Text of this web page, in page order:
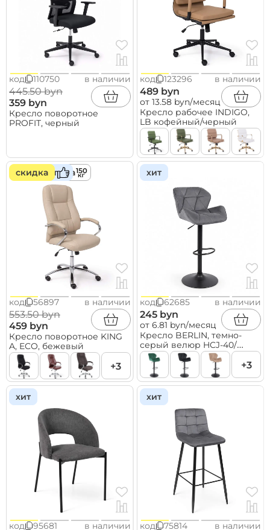
код 110750 в наличии
445.50 byn
359 byn
Кресло поворотное
PROFIT, черный
код 123296 в наличии
489 byn
от 13.58 byn/месяц
Кресло рабочее INDIGO,
LB кофейный/черный
скидкахит
нагрузка
код 56897 в наличии
553.50 byn
459 byn
Кресло поворотное KING
A, ECO, бежевый
+3
хит
код 62685 в наличии
245 byn
от 6.81 byn/месяц
Кресло BERLIN, темно-
серый велюр HCJ-40/
черный
+3
хит
код 95681 в наличии
хит
код 75814 в наличии